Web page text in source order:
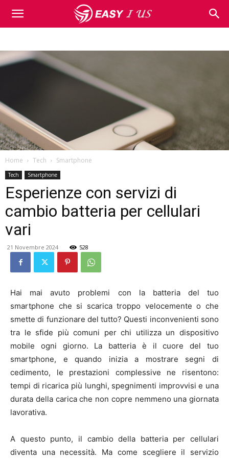
Home Tech Smartphone
Tech Smartphone
Esperienze con servizi di
cambio batteria per cellulari
vari
21 Novembre 2024 528
Hai mai avuto problemi con la batteria del tuo
smartphone che si scarica troppo velocemente o che
smette di funzionare del tutto? Questi inconvenienti sono
tra le sfide più comuni per chi utilizza un dispositivo
mobile ogni giorno. La batteria è il cuore del tuo
smartphone, e quando inizia a mostrare segni di
cedimento, le prestazioni complessive ne risentono:
tempi di ricarica più lunghi, spegnimenti improvvisi e una
durata della carica che non copre nemmeno una giornata
lavorativa.
A questo punto, il cambio della batteria per cellulari
diventa una necessità. Ma come scegliere il servizio